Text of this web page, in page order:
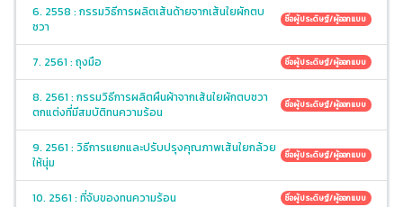
6. 2558 : กรรมวิธีการผลิตเส้นด้ายจากเส้นใยผักตบ
ชวา
ชื่อผู้ประดิษฐ์/ผู้ออกแบบ
7. 2561 : ถุงมือ ชื่อผู้ประดิษฐ์/ผู้ออกแบบ
8. 2561 : กรรมวิธีการผลิตผืนผ้าจากเส้นใยผักตบชวา
ตกแต่งที่มีสมบัติทนความร้อน
ชื่อผู้ประดิษฐ์/ผู้ออกแบบ
9. 2561 : วิธีการแยกและปรับปรุงคุณภาพเส้นใยกล้วย
ให้นุ่ม
ชื่อผู้ประดิษฐ์/ผู้ออกแบบ
10. 2561 : ที่จับของทนความร้อน ชื่อผู้ประดิษฐ์/ผู้ออกแบบ